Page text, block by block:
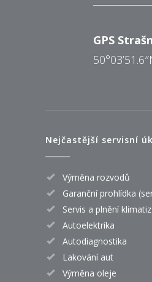
GPS
Nejčastější servisní
Výměna rozvodů
Garanční prohlídka
Servis a plnění
Autoelektrika
Autodiagnostika
Lakování aut
Výměna oleje